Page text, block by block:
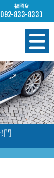
福岡店
092-833-8330
門